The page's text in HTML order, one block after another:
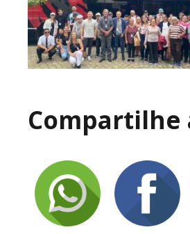
Compartilhe